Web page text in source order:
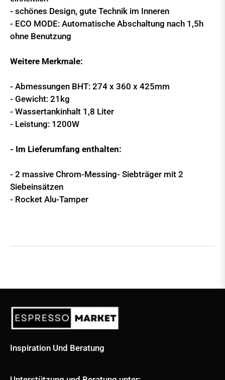
- schönes Design, gute Technik im Inneren
- ECO MODE: Automatische Abschaltung nach 1,5h
ohne Benutzung
Weitere Merkmale:
- Abmessungen BHT: 274 x 360 x 425mm
- Gewicht: 21kg
- Wassertankinhalt 1,8 Liter
- Leistung: 1200W
- Im Lieferumfang enthalten:
- 2 massive Chrom-Messing- Siebträger mit 2
Siebeinsätzen
- Rocket Alu-Tamper
Inspiration Und Beratung